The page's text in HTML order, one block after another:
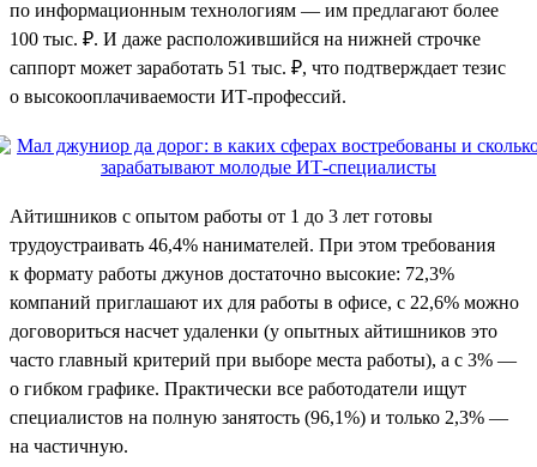
по информационным технологиям — им предлагают более
100 тыс. ₽. И даже расположившийся на нижней строчке
саппорт может заработать 51 тыс. ₽, что подтверждает тезис
о высокооплачиваемости ИТ-профессий.
Айтишников с опытом работы от 1 до 3 лет готовы
трудоустраивать 46,4% нанимателей. При этом требования
к формату работы джунов достаточно высокие: 72,3%
компаний приглашают их для работы в офисе, с 22,6% можно
договориться насчет удаленки (у опытных айтишников это
часто главный критерий при выборе места работы), а с 3% —
о гибком графике. Практически все работодатели ищут
специалистов на полную занятость (96,1%) и только 2,3% —
на частичную.